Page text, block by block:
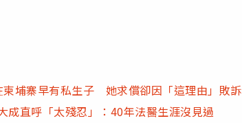
埔寨早有私生子 她求償卻因「這理由」敗訴
直呼「太殘忍」：40年法醫生涯沒見過